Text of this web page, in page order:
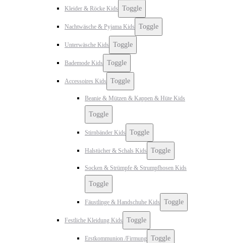
Kleider & Röcke Kids Toggle
Nachtwäsche & Pyjama Kids Toggle
Unterwäsche Kids Toggle
Bademode Kids Toggle
Accessoires Kids Toggle
Beanie & Mützen & Kappen & Hüte Kids
Toggle
Stirnbänder Kids Toggle
Halstücher & Schals Kids Toggle
Socken & Strümpfe & Strumpfhosen Kids
Toggle
Fäustlinge & Handschuhe Kids Toggle
Festliche Kleidung Kids Toggle
Erstkommunion /Firmung Toggle